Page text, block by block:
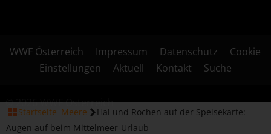
WWF Österreich Impressum Datenschutz
Cookie
Einstellungen
Aktuell Kontakt Suche
© 2026 WWF Österreich
Startseite Meere
Hai und Rochen auf der Speisekarte:
Augen auf beim Mittelmeer-Urlaub